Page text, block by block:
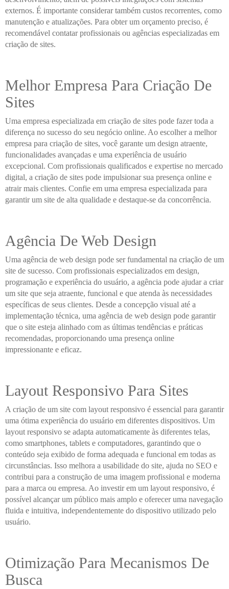
externos. É importante considerar também custos recorrentes, como
manutenção e atualizações. Para obter um orçamento preciso, é
recomendável contatar profissionais ou agências especializadas em
criação de sites.
Melhor Empresa Para Criação De
Sites
Uma empresa especializada em criação de sites pode fazer toda a
diferença no sucesso do seu negócio online. Ao escolher a melhor
empresa para criação de sites, você garante um design atraente,
funcionalidades avançadas e uma experiência de usuário
excepcional. Com profissionais qualificados e expertise no mercado
digital, a criação de sites pode impulsionar sua presença online e
atrair mais clientes. Confie em uma empresa especializada para
garantir um site de alta qualidade e destaque-se da concorrência.
Agência De Web Design
Uma agência de web design pode ser fundamental na criação de um
site de sucesso. Com profissionais especializados em design,
programação e experiência do usuário, a agência pode ajudar a criar
um site que seja atraente, funcional e que atenda às necessidades
específicas de seus clientes. Desde a concepção visual até a
implementação técnica, uma agência de web design pode garantir
que o site esteja alinhado com as últimas tendências e práticas
recomendadas, proporcionando uma presença online
impressionante e eficaz.
Layout Responsivo Para Sites
A criação de um site com layout responsivo é essencial para garantir
uma ótima experiência do usuário em diferentes dispositivos. Um
layout responsivo se adapta automaticamente às diferentes telas,
como smartphones, tablets e computadores, garantindo que o
conteúdo seja exibido de forma adequada e funcional em todas as
circunstâncias. Isso melhora a usabilidade do site, ajuda no SEO e
contribui para a construção de uma imagem profissional e moderna
para a marca ou empresa. Ao investir em um layout responsivo, é
possível alcançar um público mais amplo e oferecer uma navegação
fluida e intuitiva, independentemente do dispositivo utilizado pelo
usuário.
Otimização Para Mecanismos De
Busca